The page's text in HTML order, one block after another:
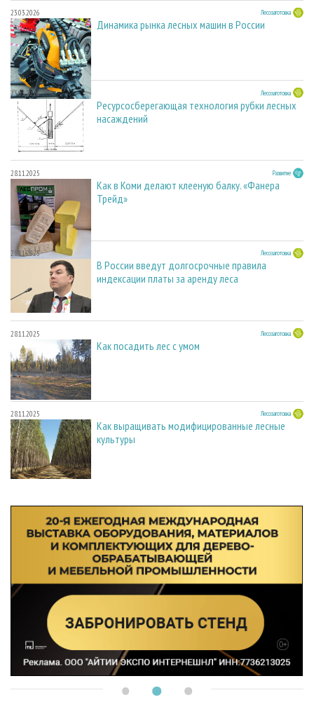
23.03.2026 Лесозаготовка
Динамика рынка лесных машин в России
23.03.2026 Лесозаготовка
Ресурсосберегающая технология рубки лесных
насаждений
28.11.2025 Развитие
Как в Коми делают клееную балку. «Фанера
Трейд»
28.11.2025 Лесозаготовка
В России введут долгосрочные правила
индексации платы за аренду леса
28.11.2025 Лесозаготовка
Как посадить лес с умом
28.11.2025 Лесозаготовка
Как выращивать модифицированные лесные
культуры